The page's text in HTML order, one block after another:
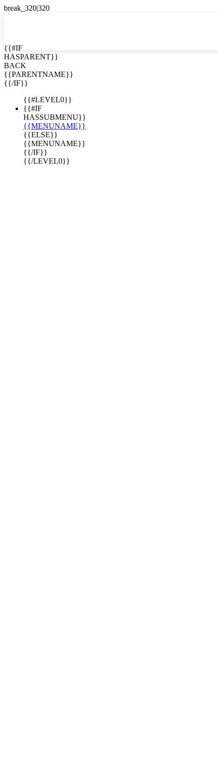

EN
ES
{{#IF
HASPARENT}}
BACK
{{PARENTNAME}}
{{/IF}}
{{#LEVEL0}}
{{#IF
HASSUBMENU}}
{{MENUNAME}}
{{ELSE}}
{{MENUNAME}}
{{/IF}}
{{/LEVEL0}}